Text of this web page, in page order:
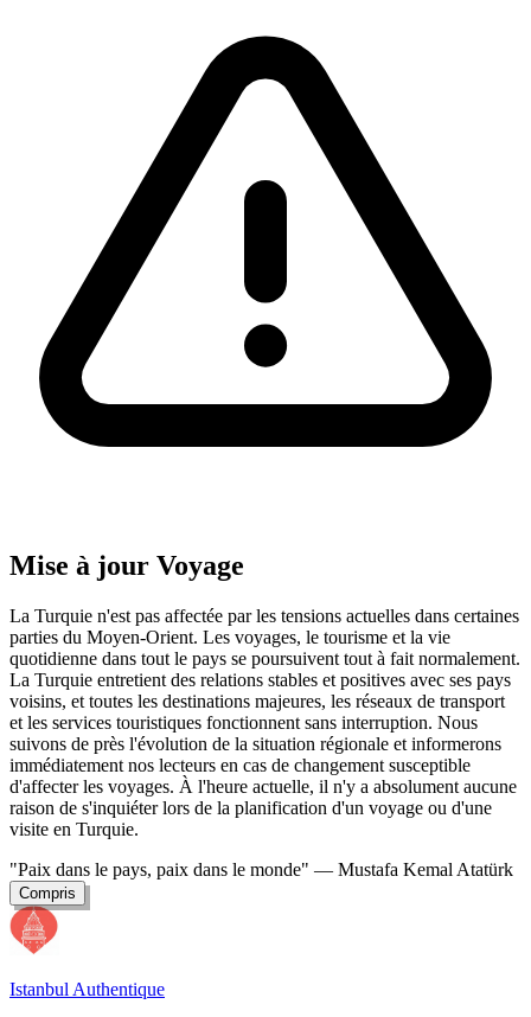
Mise à jour Voyage
La Turquie n'est pas affectée par les tensions actuelles dans certaines
parties du Moyen-Orient. Les voyages, le tourisme et la vie
quotidienne dans tout le pays se poursuivent tout à fait normalement.
La Turquie entretient des relations stables et positives avec ses pays
voisins, et toutes les destinations majeures, les réseaux de transport
et les services touristiques fonctionnent sans interruption. Nous
suivons de près l'évolution de la situation régionale et informerons
immédiatement nos lecteurs en cas de changement susceptible
d'affecter les voyages. À l'heure actuelle, il n'y a absolument aucune
raison de s'inquiéter lors de la planification d'un voyage ou d'une
visite en Turquie.
"Paix dans le pays, paix dans le monde" — Mustafa Kemal Atatürk
Compris
Istanbul Authentique